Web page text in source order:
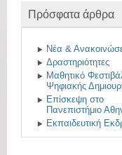
Πρόσφατα άρθρα
Νέα &
Δραστηριότητες
Μαθητικό
Ψηφιακής
Επίσκεψη στο
Πανεπιστήμιο
Εκπαιδευτική